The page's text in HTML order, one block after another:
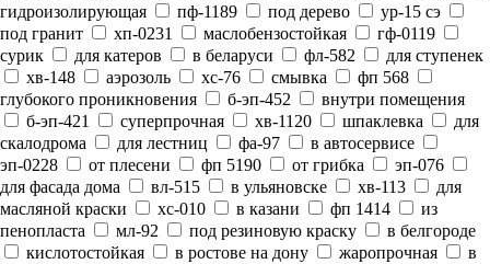
гидроизолирующая
пф-1189 под дерево
ур-15 сэ
под гранит
хп-0231 маслобензостойкая
гф-0119
сурик
для катеров в беларуси фл-582
для ступенек
хв-148
аэрозоль хс-76 смывка
фп 568
глубокого проникновения
б-эп-452
внутри помещения
б-эп-421
суперпрочная хв-1120 шпаклевка
для
скалодрома
для лестниц фа-97
в автосервисе
эп-0228
от плесени фп 5190 от грибка
эп-076
для фасада дома
вл-515 в ульяновске хв-113
для
масляной краски
хс-010 в казани фп 1414
из
пенопласта
мл-92 под резиновую краску
в белгороде
кислотостойкая
в ростове на дону жаропрочная
в